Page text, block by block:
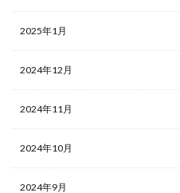
2025年1月
2024年12月
2024年11月
2024年10月
2024年9月